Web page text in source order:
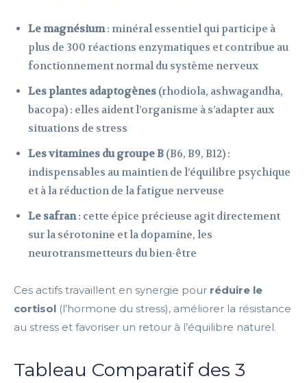
Le magnésium: minéral essentiel qui participe à
plus de 300 réactions enzymatiques et contribue au
fonctionnement normal du système nerveux
Les plantes adaptogènes (rhodiola, ashwagandha,
bacopa) : elles aident l’organisme à s’adapter aux
situations de stress
Les vitamines du groupe B (B6, B9, B12) :
indispensables au maintien de l’équilibre psychique
et à la réduction de la fatigue nerveuse
Le safran: cette épice précieuse agit directement
sur la sérotonine et la dopamine, les
neurotransmetteurs du bien-être
Ces actifs travaillent en synergie pour réduire le
cortisol (l’hormone du stress), améliorer la résistance
au stress et favoriser un retour à l’équilibre naturel.
Tableau Comparatif des 3